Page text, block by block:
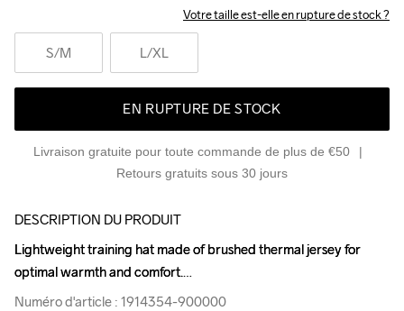
Votre taille est-elle en rupture de stock ?
S/M L/XL
EN RUPTURE DE STOCK
Livraison gratuite pour toute commande de plus de €50
Retours gratuits sous 30 jours
DESCRIPTION DU PRODUIT
Lightweight training hat made of brushed thermal jersey for
optimal warmth and comfort.
Numéro d'article : 1914354-900000
Lightweight training hat made of brushed thermal jersey for
optimal warmth and comfort.
Numéro d'article : 1914354-900000